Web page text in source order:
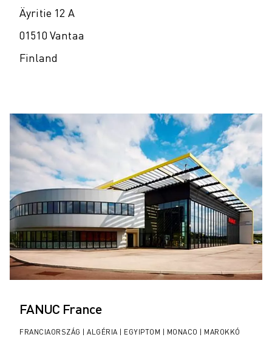
Äyritie 12 A
01510 Vantaa
Finland
FANUC France
FRANCIAORSZÁG | ALGÉRIA | EGYIPTOM | MONACO | MAROKKÓ